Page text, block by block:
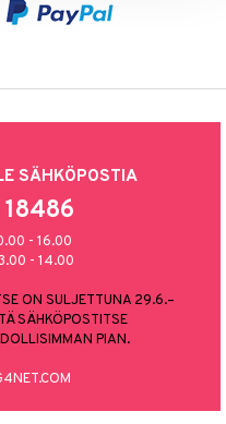
SÄHKÖPOSTIA
- 16.00
- 14.00
ON SULJETTUNA 29.6.–
SÄHKÖPOSTITSE
PIAN.